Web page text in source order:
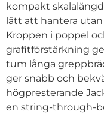
kompakt
lätt att hantera
Kroppen i poppel
grafitförstärkning
tum långa
ger snabb och
högpresterande
en string-through-